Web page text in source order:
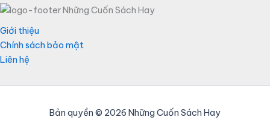
Giới thiệu
Chính sách bảo mật
Liên hệ
Bản quyền © 2026 Những Cuốn Sách Hay